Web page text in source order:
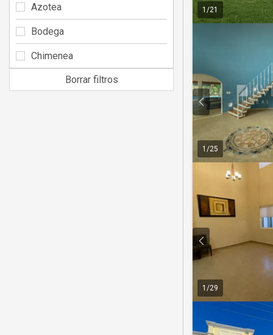
1 /21
1 /25
1 /29
Azotea
Bodega
Chimenea
Borrar filtros